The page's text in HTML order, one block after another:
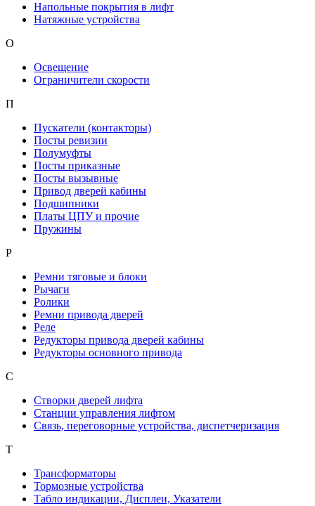
Напольные покрытия в лифт
Натяжные устройства
О
Освещение
Ограничители скорости
П
Пускатели (контакторы)
Посты ревизии
Полумуфты
Посты приказные
Посты вызывные
Привод дверей кабины
Подшипники
Платы ЦПУ и прочие
Пружины
Р
Ремни тяговые и блоки
Рычаги
Ролики
Ремни привода дверей
Реле
Редукторы привода дверей кабины
Редукторы основного привода
С
Створки дверей лифта
Станции управления лифтом
Связь, переговорные устройства, диспетчеризация
Т
Трансформаторы
Тормозные устройства
Табло индикации, Дисплеи, Указатели